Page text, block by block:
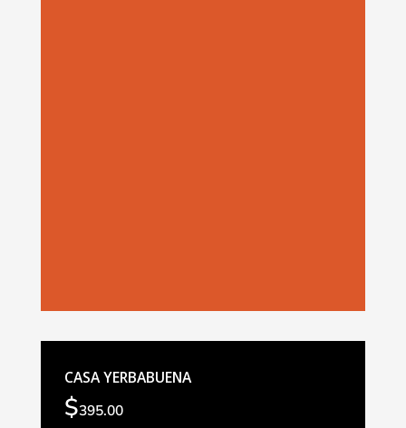
CASA YERBABUENA
$395.00